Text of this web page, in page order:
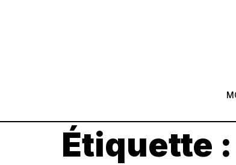
Étiquette :